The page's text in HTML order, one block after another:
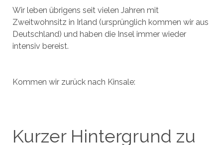
Wir leben übrigens seit vielen Jahren mit
Zweitwohnsitz in Irland (ursprünglich kommen wir aus
Deutschland) und haben die Insel immer wieder
intensiv bereist.
Kommen wir zurück nach Kinsale:
Kurzer Hintergrund zu